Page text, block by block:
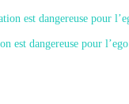
est dangereuse pour
est dangereuse pour l’ego